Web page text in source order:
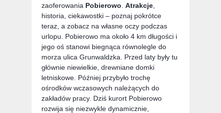
zaoferowania Pobierowo Atrakcje
historia, ciekawostki – poznaj pokrótce
teraz, a zobacz na własne oczy podczas
urlopu. Pobierowo ma około 4 km długości i
jego oś stanowi biegnąca równolegle do
morza ulica Grunwaldzka. Przed laty były tu
głównie niewielkie, drewniane domki
letniskowe. Później przybyło trochę
ośrodków wczasowych należących do
zakładów pracy. Dziś kurort Pobierowo
rozwija się niezwykle dynamicznie,